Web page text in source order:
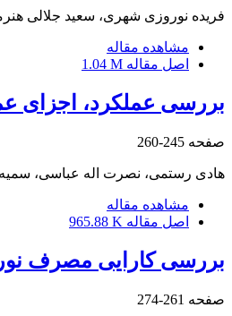
فریده نوروزی شهری، سعید جلالی
مشاهده مقاله
اصل مقاله 1.04 M
بررسی عملکرد، اجزای
صفحه 245-260
هادی رستمی، نصرت اله عباسی، سمیه
مشاهده مقاله
اصل مقاله 965.88 K
بررسی کارایی مصرف
صفحه 261-274